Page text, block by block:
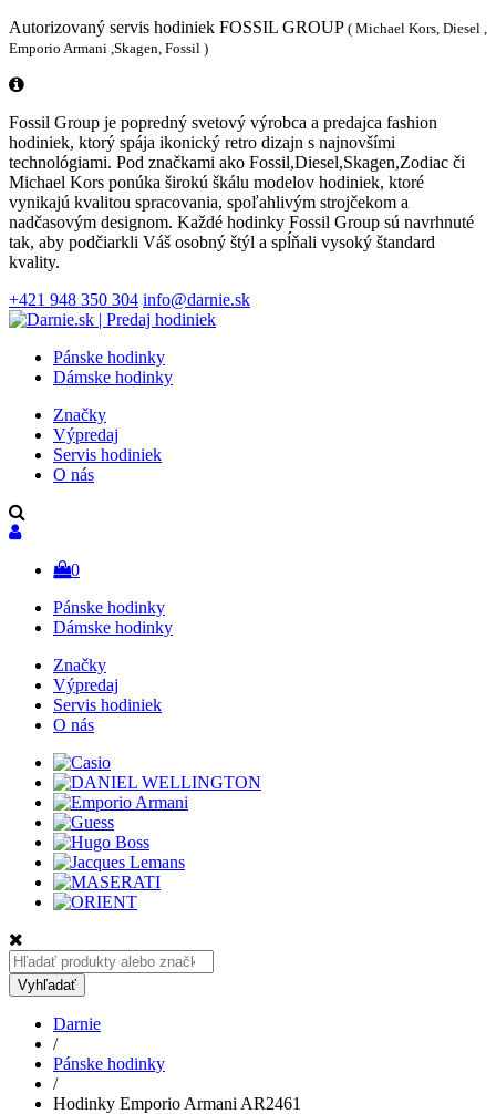
Autorizovaný servis hodiniek FOSSIL GROUP ( Michael Kors, Diesel ,
Emporio Armani ,Skagen, Fossil )
Fossil Group je popredný svetový výrobca a predajca fashion
hodiniek, ktorý spája ikonický retro dizajn s najnovšími
technológiami. Pod značkami ako Fossil,Diesel,Skagen,Zodiac či
Michael Kors ponúka širokú škálu modelov hodiniek, ktoré
vynikajú kvalitou spracovania, spoľahlivým strojčekom a
nadčasovým designom. Každé hodinky Fossil Group sú navrhnuté
tak, aby podčiarkli Váš osobný štýl a spĺňali vysoký štandard
kvality.
+421 948 350 304 info@darnie.sk
Pánske hodinky
Dámske hodinky
Značky
Výpredaj
Servis hodiniek
O nás
0
Pánske hodinky
Dámske hodinky
Značky
Výpredaj
Servis hodiniek
O nás
Hľadať:
Vyhľadať
Darnie
/
Pánske hodinky
/
Hodinky Emporio Armani AR2461